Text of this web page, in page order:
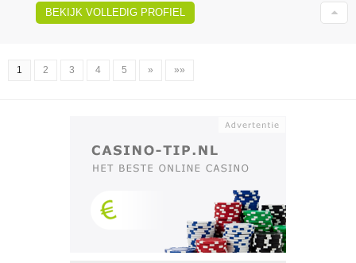
BEKIJK VOLLEDIG PROFIEL
1 2 3 4 5 » »»